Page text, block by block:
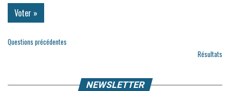
Questions précédentes
Résultats
NEWSLETTER